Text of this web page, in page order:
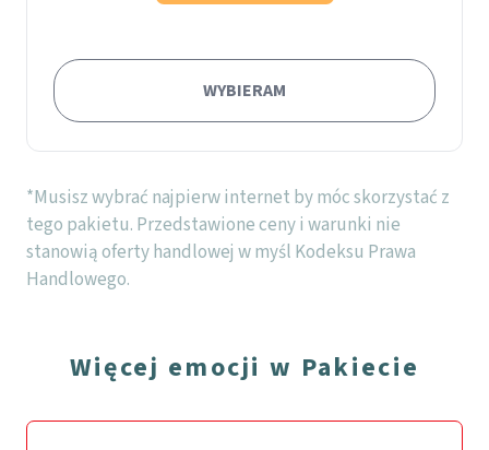
WYBIERAM
*Musisz wybrać najpierw internet by móc skorzystać z
tego pakietu. Przedstawione ceny i warunki nie
stanowią oferty handlowej w myśl Kodeksu Prawa
Handlowego.
Więcej emocji w Pakiecie